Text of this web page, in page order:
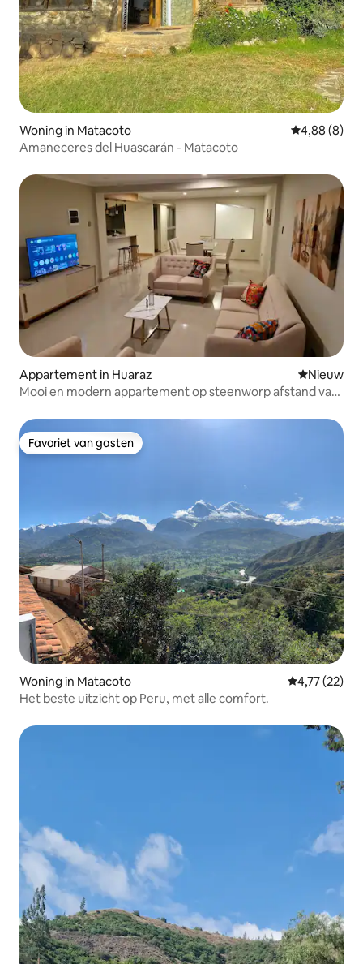
Woning in Matacoto Gemiddelde
4,88 (8)
Amaneceres del Huascarán - Matacoto
Appartement in Huaraz Nieuwe
Nieuw
Mooi en modern appartement op steenworp afstand van
Favoriet van gasten
Favoriet van gasten
Woning in Matacoto Gemiddelde
4,77 (22)
Het beste uitzicht op Peru, met alle comfort.